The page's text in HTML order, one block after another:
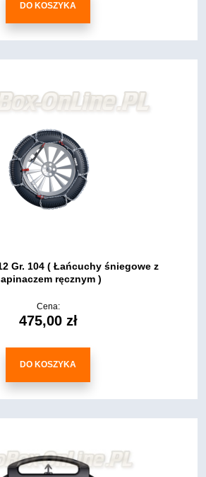
DO KOSZYKA
Gr. 104 ( Łańcuchy śniegowe z
ręcznym )
Cena:
475,00 zł
DO KOSZYKA